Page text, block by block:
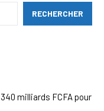
RECHERCHER
milliards FCFA pour